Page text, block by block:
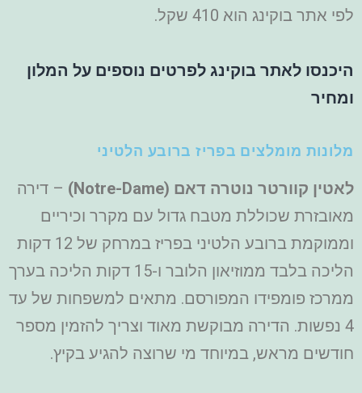
לפי אתר בוקינג הוא 410 שקל.
היכנסו לאתר בוקינג לפרטים נוספים על המלון
ומחיר
מלונות מומלצים בפריז ברובע הלטיני
לאטין קוורטר נוטרה דאם (Notre-Dame
) – דירה
מאובזרת שכוללת מטבח גדול עם מקרר וכיריים
וממוקמת ברובע הלטיני בפריז במרחק של 12 דקות
הליכה בלבד ממוזיאון הלובר ו-15 דקות הליכה בערך
ממרכז פומפידו המפורסם. מתאים למשפחות של עד
4 נפשות. הדירה מבוקשת מאוד וצריך להזמין מספר
חודשים מראש, במיוחד מי שרוצה להגיע בקיץ.